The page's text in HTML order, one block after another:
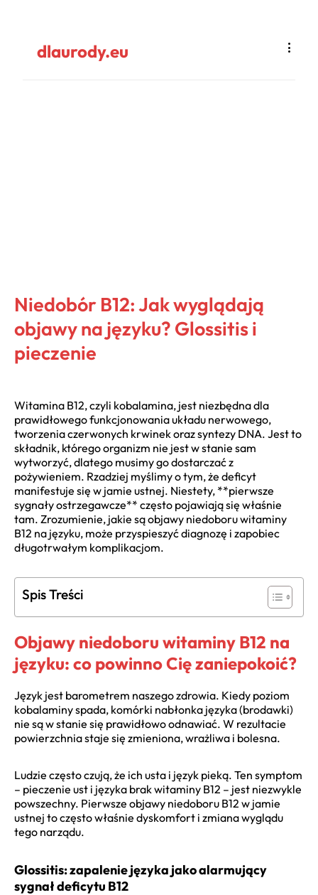
dlaurody.eu
Niedobór B12: Jak wyglądają
objawy na języku? Glossitis i
pieczenie
Witamina B12, czyli kobalamina, jest niezbędna dla
prawidłowego funkcjonowania układu nerwowego,
tworzenia czerwonych krwinek oraz syntezy DNA. Jest to
składnik, którego organizm nie jest w stanie sam
wytworzyć, dlatego musimy go dostarczać z
pożywieniem. Rzadziej myślimy o tym, że deficyt
manifestuje się w jamie ustnej. Niestety, **pierwsze
sygnały ostrzegawcze** często pojawiają się właśnie
tam. Zrozumienie, jakie są objawy niedoboru witaminy
B12 na języku, może przyspieszyć diagnozę i zapobiec
długotrwałym komplikacjom.
Spis Treści
Objawy niedoboru witaminy B12 na
języku: co powinno Cię zaniepokoić?
Język jest barometrem naszego zdrowia. Kiedy poziom
kobalaminy spada, komórki nabłonka języka (brodawki)
nie są w stanie się prawidłowo odnawiać. W rezultacie
powierzchnia staje się zmieniona, wrażliwa i bolesna.
Ludzie często czują, że ich usta i język pieką. Ten symptom
– pieczenie ust i języka brak witaminy B12 – jest niezwykle
powszechny. Pierwsze objawy niedoboru B12 w jamie
ustnej to często właśnie dyskomfort i zmiana wyglądu
tego narządu.
Glossitis: zapalenie języka jako alarmujący
sygnał deficytu B12